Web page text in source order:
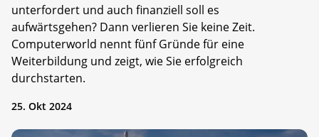
unterfordert und auch finanziell soll es
aufwärtsgehen? Dann verlieren Sie keine Zeit.
Computerworld nennt fünf Gründe für eine
Weiterbildung und zeigt, wie Sie erfolgreich
durchstarten.
25. Okt 2024